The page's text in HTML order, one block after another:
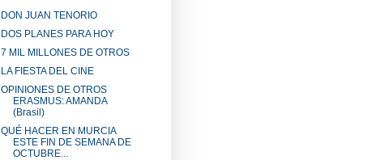
DON JUAN TENORIO
DOS PLANES PARA HOY
7 MIL MILLONES DE OTROS
LA FIESTA DEL CINE
OPINIONES DE OTROS
ERASMUS: AMANDA
(Brasil)
QUÉ HACER EN MURCIA
ESTE FIN DE SEMANA DE
OCTUBRE...